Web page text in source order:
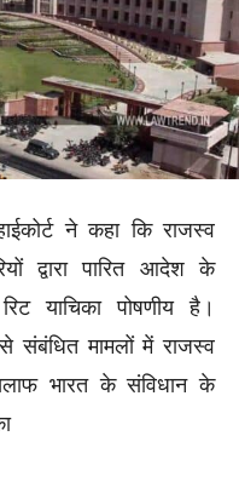
ने कहा कि राजस्व
द्वारा पारित आदेश के
याचिका पोषणीय है।
से संबंधित मामलों में राजस्व
भारत के संविधान के